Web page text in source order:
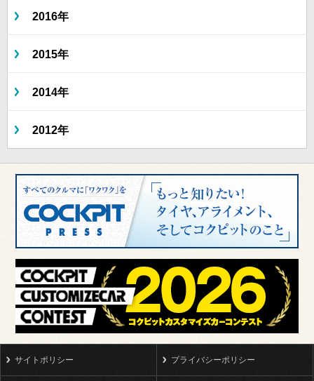
2016年
2015年
2014年
2012年
サイトポリシー プライバシーポリシー